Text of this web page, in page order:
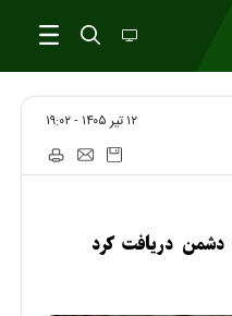
۱۲ تير ۱۴۰۵ - ۱۹:۰۲
دریافت کرد